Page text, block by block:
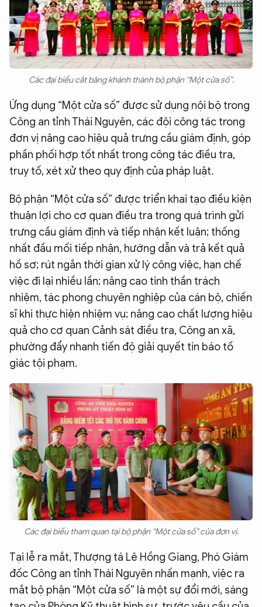
Các đại biểu cắt băng khánh thành bộ phận “Một cửa số”.
Ứng dụng “Một cửa số” được sử dụng nội bộ trong
Công an tỉnh Thái Nguyên, các đội công tác trong
đơn vị nâng cao hiệu quả trưng cầu giám định, góp
phần phối hợp tốt nhất trong công tác điều tra,
truy tố, xét xử theo quy định của pháp luật.
Bộ phận “Một cửa số” được triển khai tạo điều kiện
thuận lợi cho cơ quan điều tra trong quá trình gửi
trưng cầu giám định và tiếp nhận kết luận; thống
nhất đầu mối tiếp nhận, hướng dẫn và trả kết quả
hồ sơ; rút ngắn thời gian xử lý công việc, hạn chế
việc đi lại nhiều lần; nâng cao tinh thần trách
nhiệm, tác phong chuyên nghiệp của cán bộ, chiến
sĩ khi thực hiện nhiệm vụ; nâng cao chất lượng hiệu
quả cho cơ quan Cảnh sát điều tra, Công an xã,
phường đẩy nhanh tiến độ giải quyết tin báo tố
giác tội phạm.
Các đại biểu tham quan tại bộ phận “Một cửa số” của đơn vị.
Tại lễ ra mắt, Thượng tá Lê Hồng Giang, Phó Giám
đốc Công an tỉnh Thái Nguyên nhấn mạnh, việc ra
mắt bộ phận “Một cửa số” là một sự đổi mới, sáng